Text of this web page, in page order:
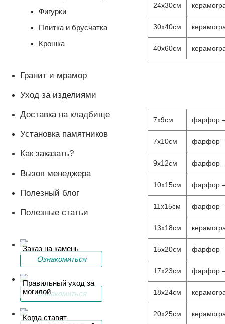
Фигурки
Плитка и брусчатка
Крошка
Гранит и мрамор
Уход за изделиями
Доставка на кладбище
Установка памятников
Как заказать?
Вызов менеджера
Полезный блог
Полезные статьи
Заказ на камень
Ознакомиться
Правильный уход за
могилойОзнакомиться
Когда ставят
24х30см
30х40см
40х60см
7х9см фарфор –
7х10см фарфор –
9х12см фарфор –
10х15см фарфор –
11х15см фарфор –
13х18см
15х20см фарфор –
17х23см фарфор –
18х24см
20х25см